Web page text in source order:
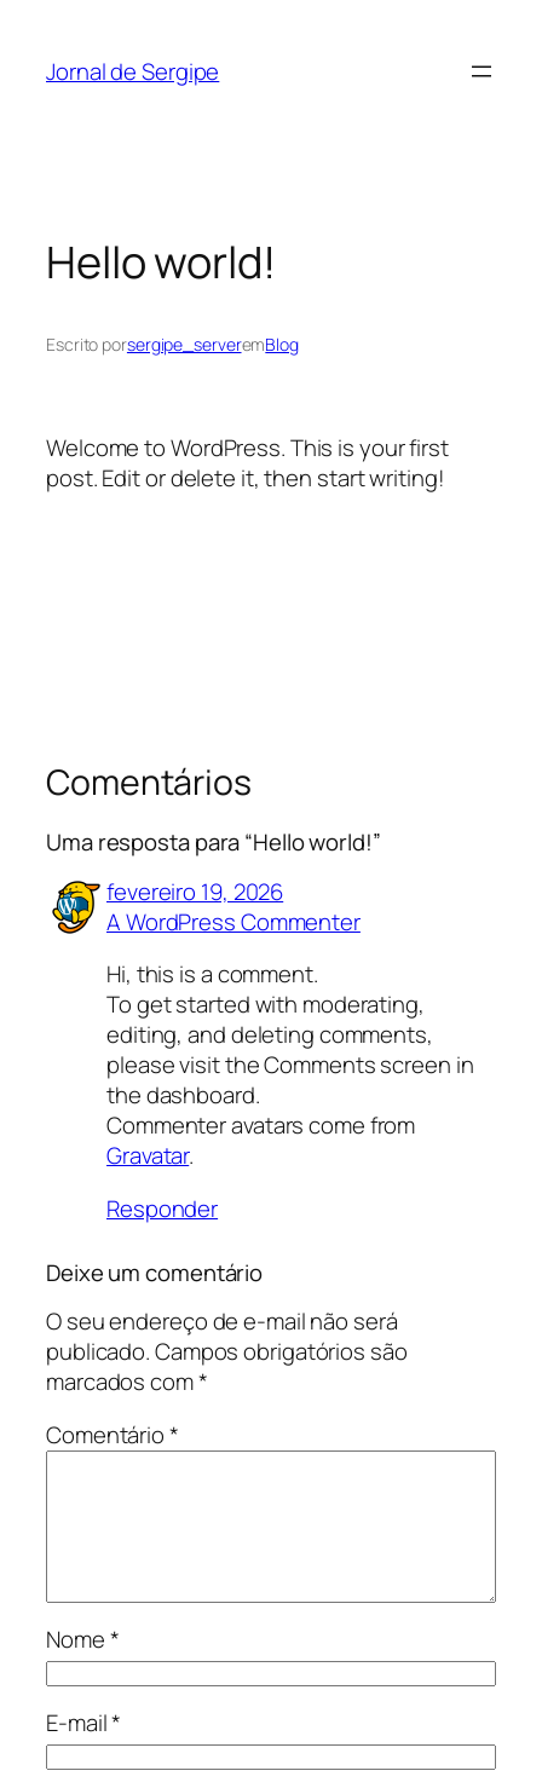
Jornal de Sergipe
Hello world!
Escrito porsergipe_serveremBlog
Welcome to WordPress. This is your first
post. Edit or delete it, then start writing!
Comentários
Uma resposta para “Hello world!”
fevereiro 19, 2026
A WordPress Commenter
Hi, this is a comment.
To get started with moderating,
editing, and deleting comments,
please visit the Comments screen in
the dashboard.
Commenter avatars come from
Gravatar.
Responder
Deixe um comentário
O seu endereço de e-mail não será
publicado.Campos obrigatórios são
marcados com*
Comentário*
Nome*
E-mail*